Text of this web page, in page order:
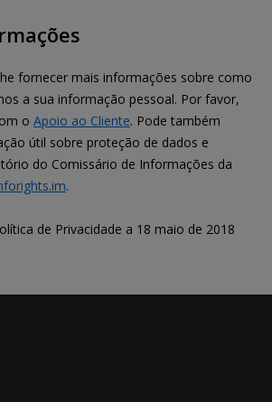
fornecer mais informações sobre como
a sua informação pessoal. Por favor,
o Apoio ao Cliente. Pode também
útil sobre proteção de dados e
do Comissário de Informações da
.
de Privacidade a 18 maio de 2018